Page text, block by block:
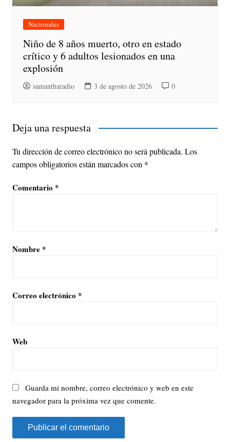
Nacionales
Niño de 8 años muerto, otro en estado
crítico y 6 adultos lesionados en una
explosión
samantharadio 3 de agosto de 2026 0
Deja una respuesta
Tu dirección de correo electrónico no será publicada. Los
campos obligatorios están marcados con *
Comentario *
Nombre *
Correo electrónico *
Web
Guarda mi nombre, correo electrónico y web en este
navegador para la próxima vez que comente.